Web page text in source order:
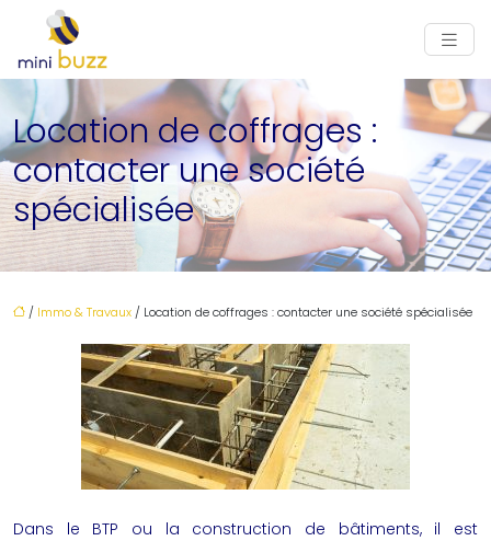
Location de coffrages :
contacter une société
spécialisée
/ Immo & Travaux / Location de coffrages : contacter une société spécialisée
Dans le BTP ou la construction de bâtiments, il est